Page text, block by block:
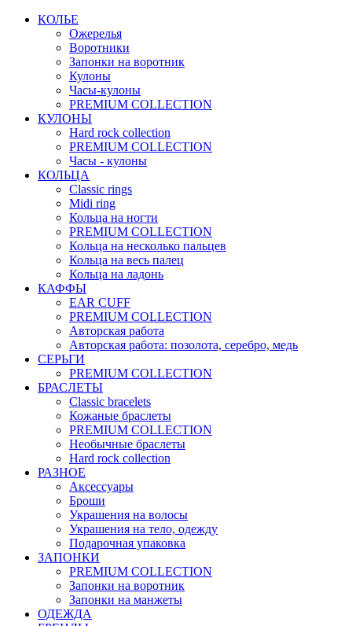
КОЛЬЕ
Ожерелья
Воротники
Запонки на воротник
Кулоны
Часы-кулоны
PREMIUM COLLECTION
КУЛОНЫ
Hard rock collection
PREMIUM COLLECTION
Часы - кулоны
КОЛЬЦА
Classic rings
Midi ring
Кольца на ногти
PREMIUM COLLECTION
Кольца на несколько пальцев
Кольца на весь палец
Кольца на ладонь
КАФФЫ
EAR CUFF
PREMIUM COLLECTION
Авторская работа
Авторская работа: позолота, серебро, медь
СЕРЬГИ
PREMIUM COLLECTION
БРАСЛЕТЫ
Classic bracelets
Кожаные браслеты
PREMIUM COLLECTION
Необычные браслеты
Hard rock collection
РАЗНОЕ
Аксессуары
Броши
Украшения на волосы
Украшения на тело, одежду
Подарочная упаковка
ЗАПОНКИ
PREMIUM COLLECTION
Запонки на воротник
Запонки на манжеты
ОДЕЖДА